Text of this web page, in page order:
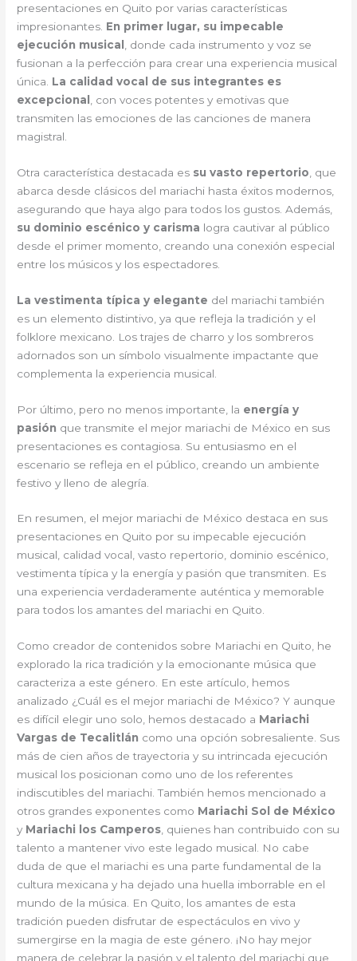
presentaciones en Quito por varias características
impresionantes. En primer lugar, su impecable
ejecución musical
, donde cada instrumento y voz se
fusionan a la perfección para crear una experiencia musical
única. La calidad vocal de sus integrantes es
excepcional
, con voces potentes y emotivas que
transmiten las emociones de las canciones de manera
magistral.
Otra característica destacada es su vasto repertorio , que
abarca desde clásicos del mariachi hasta éxitos modernos,
asegurando que haya algo para todos los gustos. Además,
su dominio escénico y carisma logra cautivar al público
desde el primer momento, creando una conexión especial
entre los músicos y los espectadores.
La vestimenta típica y elegante del mariachi también
es un elemento distintivo, ya que refleja la tradición y el
folklore mexicano. Los trajes de charro y los sombreros
adornados son un símbolo visualmente impactante que
complementa la experiencia musical.
Por último, pero no menos importante, la energía y
pasión que transmite el mejor mariachi de México en sus
presentaciones es contagiosa. Su entusiasmo en el
escenario se refleja en el público, creando un ambiente
festivo y lleno de alegría.
En resumen, el mejor mariachi de México destaca en sus
presentaciones en Quito por su impecable ejecución
musical, calidad vocal, vasto repertorio, dominio escénico,
vestimenta típica y la energía y pasión que transmiten. Es
una experiencia verdaderamente auténtica y memorable
para todos los amantes del mariachi en Quito.
Como creador de contenidos sobre Mariachi en Quito, he
explorado la rica tradición y la emocionante música que
caracteriza a este género. En este artículo, hemos
analizado ¿Cuál es el mejor mariachi de México? Y aunque
es difícil elegir uno solo, hemos destacado a Mariachi
Vargas de Tecalitlán como una opción sobresaliente. Sus
más de cien años de trayectoria y su intrincada ejecución
musical los posicionan como uno de los referentes
indiscutibles del mariachi. También hemos mencionado a
otros grandes exponentes como Mariachi Sol de México
y Mariachi los Camperos, quienes han contribuido con su
talento a mantener vivo este legado musical. No cabe
duda de que el mariachi es una parte fundamental de la
cultura mexicana y ha dejado una huella imborrable en el
mundo de la música. En Quito, los amantes de esta
tradición pueden disfrutar de espectáculos en vivo y
sumergirse en la magia de este género. ¡No hay mejor
manera de celebrar la pasión y el talento del mariachi que